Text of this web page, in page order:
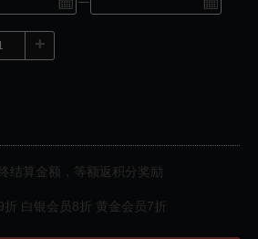
+
结算金额，等额返积分奖励
折 白银会员8折 黄金会员7折